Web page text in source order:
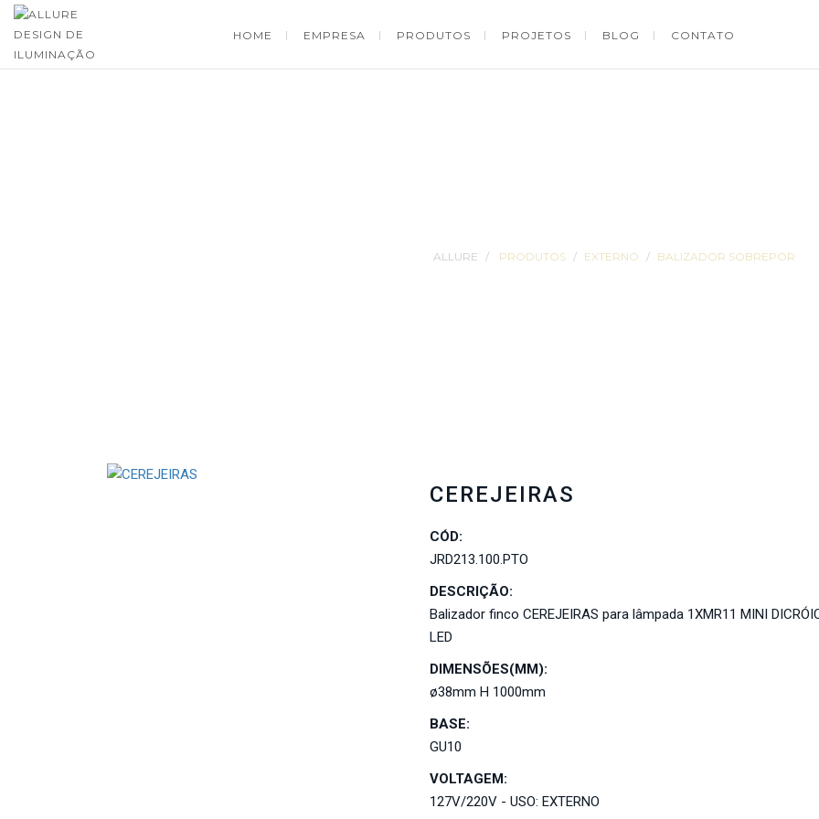
HOME EMPRESA PRODUTOS PROJETOS BLOG CONTATO
ALLURE PRODUTOS EXTERNO BALIZADOR SOBREPOR
CEREJEIRAS
CÓD:
JRD213.100.PTO
DESCRIÇÃO:
Balizador finco CEREJEIRAS para lâmpada 1XMR11 MINI
LED
DIMENSÕES(MM):
ø38mm H 1000mm
BASE:
GU10
VOLTAGEM:
127V/220V - USO: EXTERNO